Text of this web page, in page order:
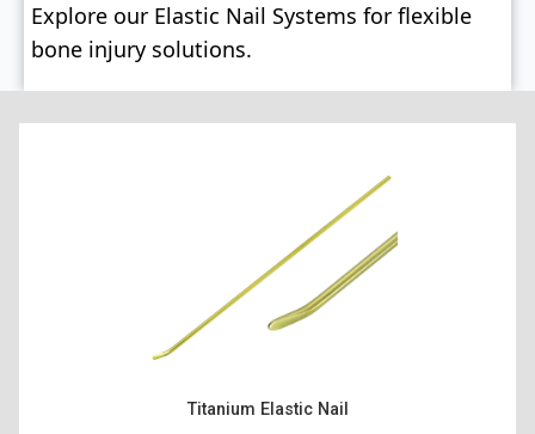
ÜRÜNLER
KAYNAKLAR
Explore our Elastic Nail Systems for flexible
bone injury solutions.
Titanium Elastic Nail